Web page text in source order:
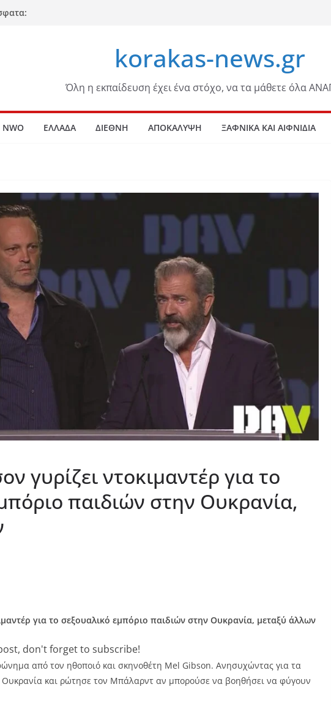
korakas-news.gr
Όλη η εκπαίδευση έχει ένα στόχο, να τα μάθετε όλα
NWO ΕΛΛΑΔΑ ΔΙΕΘΝΗ ΑΠΟΚΑΛΥΨΗ ΞΑΦΝΙΚΑ ΚΑΙ ΑΙΦΝΙΔΙΑ
γυρίζει ντοκιμαντέρ για το
παιδιών στην Ουκρανία,
για το σεξουαλικό εμπόριο παιδιών στην Ουκρανία, μεταξύ άλλων
don't forget to subscribe!
από τον ηθοποιό και σκηνοθέτη Mel Gibson. Ανησυχώντας για τα
και ρώτησε τον Μπάλαρντ αν μπορούσε να βοηθήσει να φύγουν